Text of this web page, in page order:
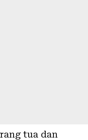
tua dan